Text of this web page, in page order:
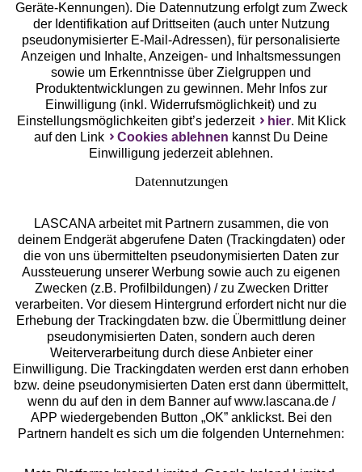
Unsere Apps
Services
Beratung
Über uns
Rechtliches
Geräte-Kennungen). Die Datennutzung erfolgt zum Zweck
der Identifikation auf Drittseiten (auch unter Nutzung
pseudonymisierter E-Mail-Adressen), für personalisierte
Anzeigen und Inhalte, Anzeigen- und Inhaltsmessungen
sowie um Erkenntnisse über Zielgruppen und
Produktentwicklungen zu gewinnen. Mehr Infos zur
Einwilligung (inkl. Widerrufsmöglichkeit) und zu
Einstellungsmöglichkeiten gibt’s jederzeit
hier. Mit Klick
auf den Link
Cookies ablehnen kannst Du Deine
Einwilligung jederzeit ablehnen.
Datennutzungen
LASCANA arbeitet mit Partnern zusammen, die von
deinem Endgerät abgerufene Daten (Trackingdaten) oder
die von uns übermittelten pseudonymisierten Daten zur
Aussteuerung unserer Werbung sowie auch zu eigenen
Zwecken (z.B. Profilbildungen) / zu Zwecken Dritter
verarbeiten. Vor diesem Hintergrund erfordert nicht nur die
Erhebung der Trackingdaten bzw. die Übermittlung deiner
pseudonymisierten Daten, sondern auch deren
Weiterverarbeitung durch diese Anbieter einer
Einwilligung. Die Trackingdaten werden erst dann erhoben
bzw. deine pseudonymisierten Daten erst dann übermittelt,
wenn du auf den in dem Banner auf www.lascana.de /
APP wiedergebenden Button „OK” anklickst. Bei den
Partnern handelt es sich um die folgenden Unternehmen: